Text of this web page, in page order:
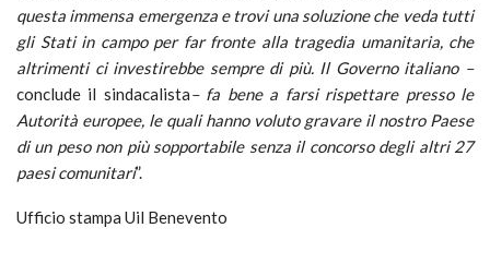
questa immensa emergenza e trovi una soluzione che veda tutti
gli Stati in campo per far fronte alla tragedia umanitaria, che
altrimenti ci investirebbe sempre di più. Il Governo italiano –
conclude il sindacalista– fa bene a farsi rispettare presso le
Autorità europee, le quali hanno voluto gravare il nostro Paese
di un peso non più sopportabile senza il concorso degli altri 27
paesi comunitari”.
Ufficio stampa Uil Benevento